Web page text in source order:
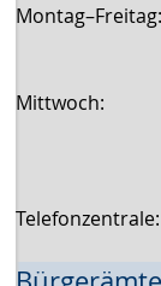
Mittwoch: